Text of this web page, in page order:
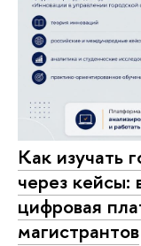
Как изучать
через
цифровая
магистрантов